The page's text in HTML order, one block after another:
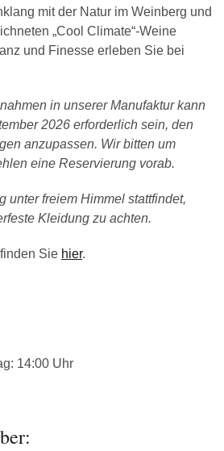
mit der Natur im Weinberg und
„Cool Climate“-Weine
und Finesse erleben Sie bei
in unserer Manufaktur kann
2026 erforderlich sein, den
anzupassen. Wir bitten um
eine Reservierung vorab.
unter freiem Himmel stattfindet,
Kleidung zu achten.
Sie hier.
14:00 Uhr